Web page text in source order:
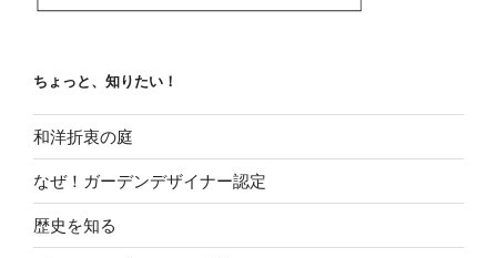
ちょっと、知りたい！
和洋折衷の庭
なぜ！ガーデンデザイナー認定
歴史を知る